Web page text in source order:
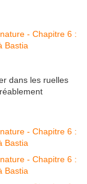
dans les ruelles